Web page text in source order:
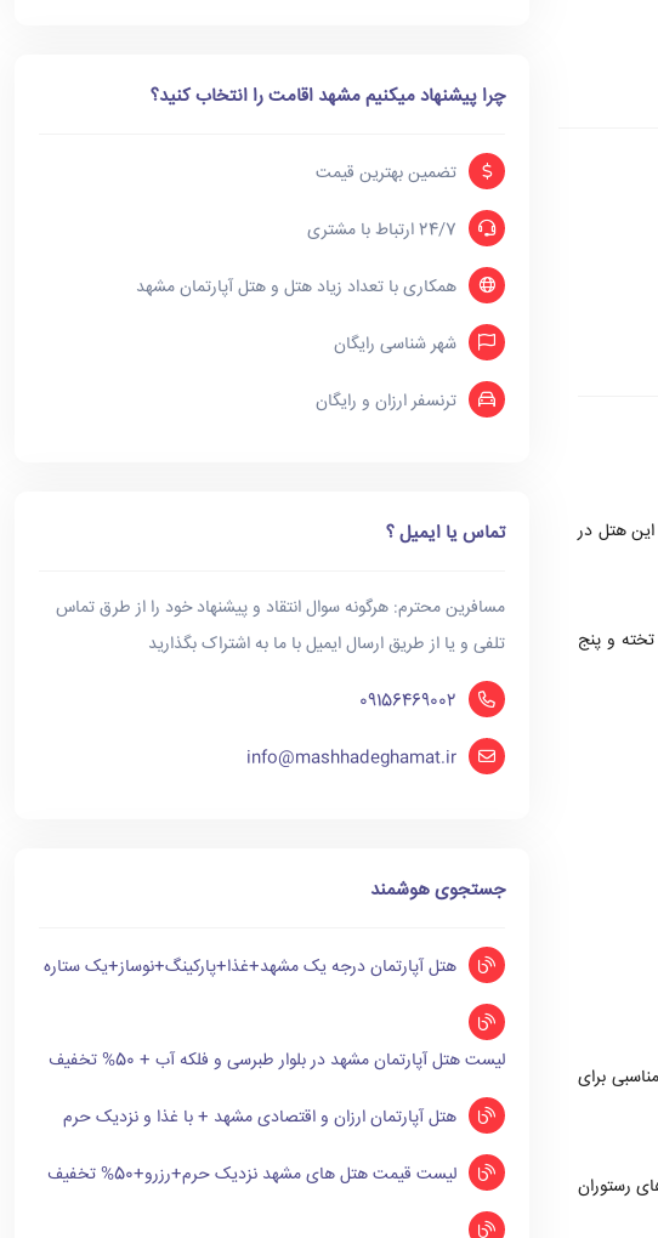
هتل در
تخته و پنج
برای
رستوران
چرا پیشنهاد میکنیم مشهد اقامت را انتخاب کنید؟
تضمین بهترین قیمت
24/7 ارتباط با مشتری
همکاری با تعداد زیاد هتل و هتل آپارتمان مشهد
شهر شناسی رایگان
ترنسفر ارزان و رایگان
تماس یا ایمیل ؟
مسافرین محترم: هرگونه سوال انتقاد و پیشنهاد خود را از طرق تماس
تلفی و یا از طریق ارسال ایمیل با ما به اشتراک بگذارید
09156469002
info@mashhadeghamat.ir
جستجوی هوشمند
هتل آپارتمان درجه یک مشهد+غذا+پارکینگ+نوساز+یک ستاره
لیست هتل آپارتمان مشهد در بلوار طبرسی و فلکه آب + 50% تخفیف
هتل آپارتمان ارزان و اقتصادی مشهد + با غذا و نزدیک حرم
لیست قیمت هتل های مشهد نزدیک حرم+رزرو+50% تخفیف